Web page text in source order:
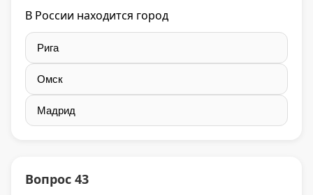
В России находится город
Рига
Омск
Мадрид
Вопрос 43